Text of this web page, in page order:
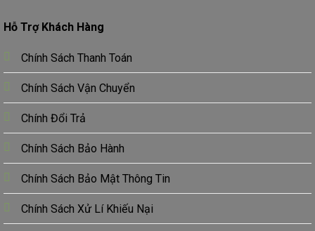
Hỗ Trợ Khách Hàng
Chính Sách Thanh Toán
Chính Sách Vận Chuyển
Chính Đổi Trả
Chính Sách Bảo Hành
Chính Sách Bảo Mật Thông Tin
Chính Sách Xử Lí Khiếu Nại